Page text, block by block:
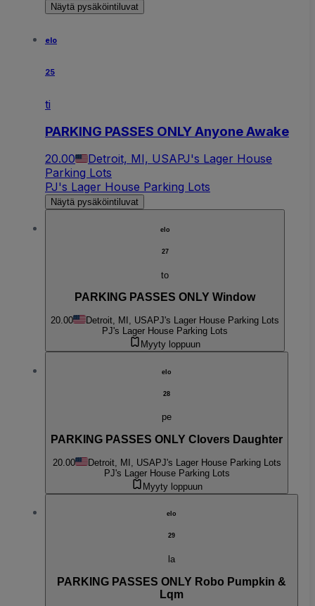
Näytä pysäköintiluvat
elo
25
ti
PARKING PASSES ONLY Anyone Awake
20.00 Detroit, MI, USAPJ's Lager House
Parking Lots
PJ's Lager House Parking Lots
Näytä pysäköintiluvat
elo
27
to
PARKING PASSES ONLY Window
20.00 Detroit, MI, USAPJ's Lager House Parking Lots
PJ's Lager House Parking Lots
Myyty loppuun
elo
28
pe
PARKING PASSES ONLY Clovers Daughter
20.00 Detroit, MI, USAPJ's Lager House Parking Lots
PJ's Lager House Parking Lots
Myyty loppuun
elo
29
la
PARKING PASSES ONLY Robo Pumpkin &
Lqm